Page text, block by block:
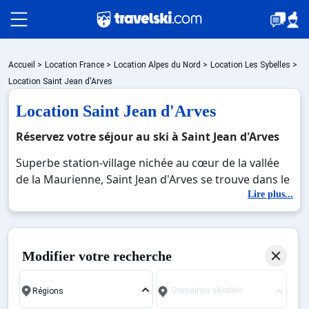
Packages
🚆Train de nuit
Stations
Hébergements
Bons plans
Accueil > Location France > Location Alpes du Nord > Location Les Sybelles >
Location Saint Jean d'Arves
Location Saint Jean d'Arves
Réservez votre séjour au ski à Saint Jean d'Arves
Superbe station-village nichée au cœur de la vallée
de la Maurienne, Saint Jean d'Arves se trouve dans le
département de la Savoie. Il s'agit de la destination
idéale pour les personnes qui souhaitent passer des
vacances mémorables à la montagne dans un
offre à ses visiteurs un cadre paradisiaque pour
une altitude comprise entre 1 600 et 2 265 mètres,
Lire plus...
Modifier votre recherche
Domaines skiables